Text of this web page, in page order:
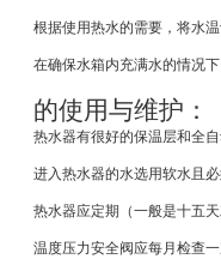
根据使用热水的需要，将水
在确保水箱内充满水的情况
的使用与维护：
热水器有很好的保温层和全
进入热水器的水选用软水且
热水器应定期（一般是十五
温度压力安全阀应每月检查